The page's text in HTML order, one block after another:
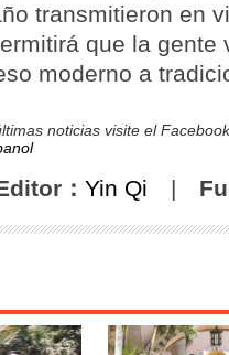
transmitieron en
que la gente
moderno a
noticias visite el
： Yin Qi |